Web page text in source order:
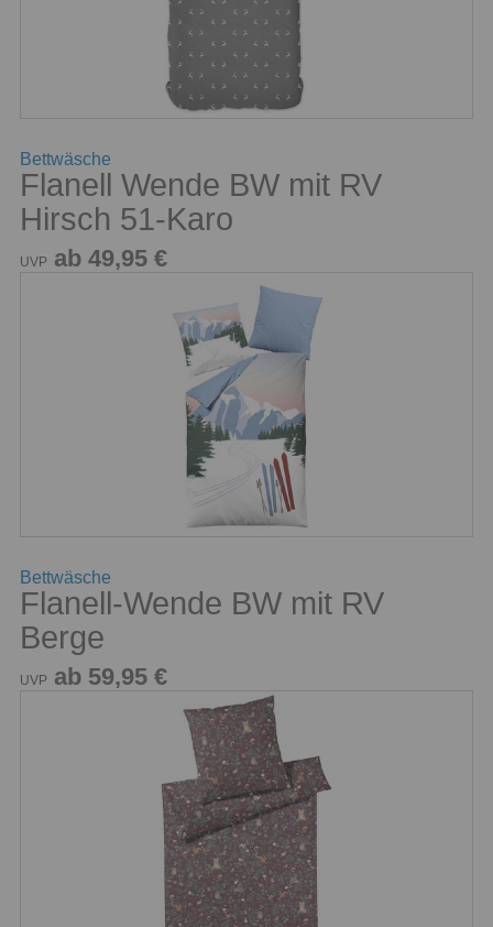
Bettwäsche
Flanell Wende BW mit RV
Hirsch 51-Karo
UVP ab 49,95 €
Bettwäsche
Flanell-Wende BW mit RV
Berge
UVP ab 59,95 €